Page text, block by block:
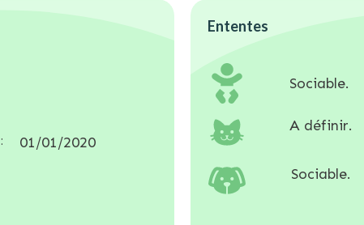
: 01/01/2020
Ententes
Sociable.
A définir.
Sociable.